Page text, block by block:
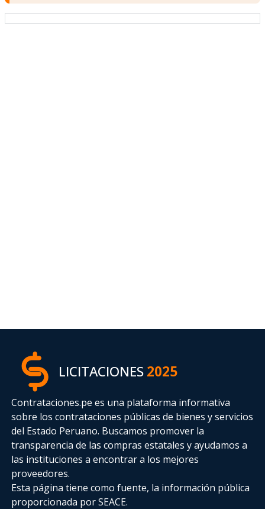
LICITACIONES2025
Contrataciones.pe es una plataforma informativa
sobre los contrataciones públicas de bienes y servicios
del Estado Peruano. Buscamos promover la
transparencia de las compras estatalesy ayudamos a
las instituciones a encontrar a los mejores
proveedores.
Esta página tiene como fuente, la información pública
proporcionada por SEACE.